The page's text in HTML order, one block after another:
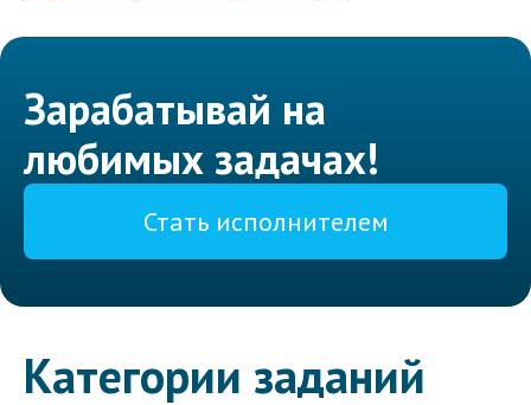
Зарабатывай на
любимых задачах!
Стать исполнителем
Категории заданий